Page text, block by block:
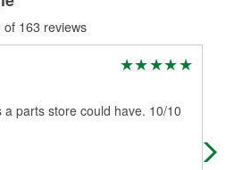
163 reviews
parts store could have. 10/10